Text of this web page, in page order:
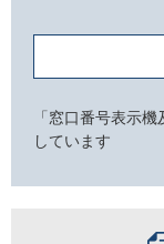
「窓口番号表示
しています